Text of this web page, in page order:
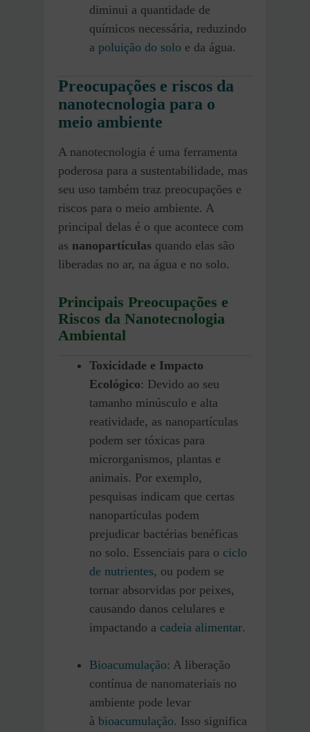
diminui a quantidade de
químicos necessária, reduzindo
a poluição do solo e da água.
Preocupações e riscos da
nanotecnologia para o
meio ambiente
A nanotecnologia é uma ferramenta
poderosa para a sustentabilidade, mas
seu uso também traz preocupações e
riscos para o meio ambiente. A
principal delas é o que acontece com
as nanopartículas quando elas são
liberadas no ar, na água e no solo.
Principais Preocupações e
Riscos da Nanotecnologia
Ambiental
Toxicidade e Impacto
Ecológico: Devido ao seu
tamanho minúsculo e alta
reatividade, as nanopartículas
podem ser tóxicas para
microrganismos, plantas e
animais. Por exemplo,
pesquisas indicam que certas
nanopartículas podem
prejudicar bactérias benéficas
no solo. Essenciais para o ciclo
de nutrientes, ou podem se
tornar absorvidas por peixes,
causando danos celulares e
impactando a cadeia alimentar.
Bioacumulação: A liberação
contínua de nanomateriais no
ambiente pode levar
à bioacumulação. Isso significa